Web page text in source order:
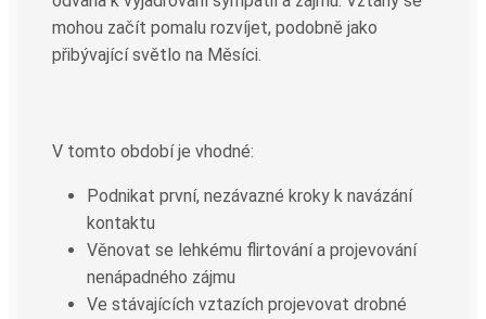
mohou začít pomalu rozvíjet, podobně jako
přibývající světlo na Měsíci.
V tomto období je vhodné:
Podnikat první, nezávazné kroky k navázání
kontaktu
Věnovat se lehkému flirtování a projevování
nenápadného zájmu
Ve stávajících vztazích projevovat drobné